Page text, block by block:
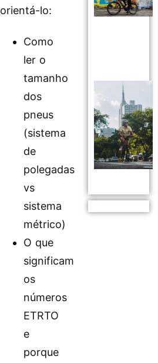
orientá-lo:
Como
ler o
tamanho
dos
pneus
(sistema
de
polegadas
vs
sistema
métrico)
O que
significam
os
números
ETRTO
e
porque